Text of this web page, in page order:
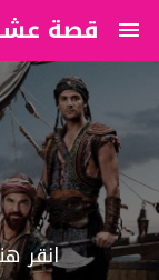
قصة
?>
انقر